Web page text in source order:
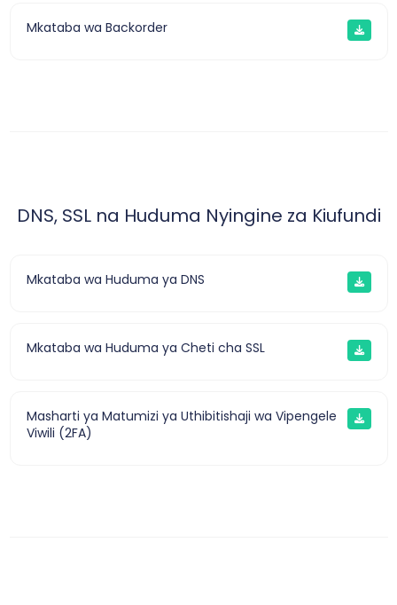
Mkataba wa Backorder
DNS, SSL na Huduma Nyingine za Kiufundi
Mkataba wa Huduma ya DNS
Mkataba wa Huduma ya Cheti cha SSL
Masharti ya Matumizi ya Uthibitishaji wa Vipengele
Viwili (2FA)